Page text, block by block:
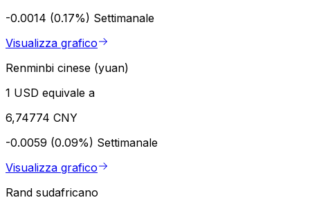
-0.0014 (0.17%) Settimanale
Visualizza grafico
Renminbi cinese (yuan)
1 USD equivale a
6,74774 CNY
-0.0059 (0.09%) Settimanale
Visualizza grafico
Rand sudafricano